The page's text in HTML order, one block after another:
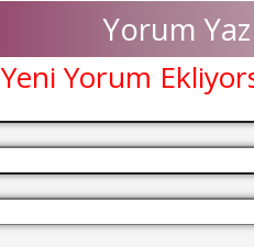
Yorum Yaz
Yeni Yorum